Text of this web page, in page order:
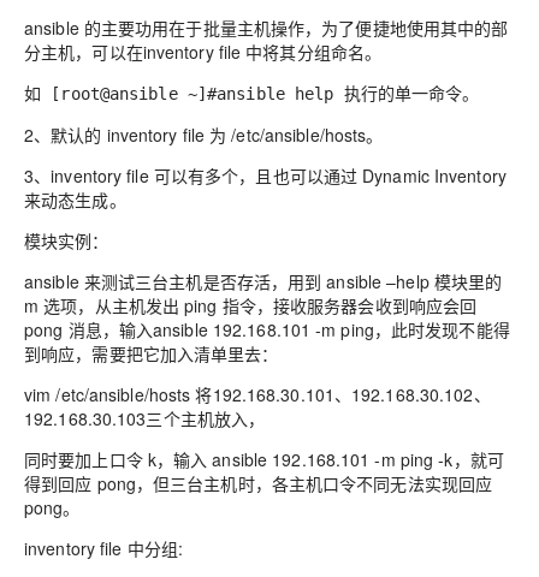
ansible 的主要功用在于批量主机操作，为了便捷地使用其中的部
分主机，可以在inventory file 中将其分组命名。
如
[ root@ansible ~]#ansible help 执行的单一命令。
2、默认的 inventory file 为 /etc/ansible/hosts。
3、inventory file 可以有多个，且也可以通过 Dynamic Inventory
来动态生成。
模块实例：
ansible 来测试三台主机是否存活，用到 ansible –help 模块里的
m 选项，从主机发出 ping 指令，接收服务器会收到响应会回
pong 消息，输入ansible 192.168.101 -m ping，此时发现不能得
到响应，需要把它加入清单里去：
vim /etc/ansible/hosts将192.168.30.101、192.168.30.102、
192.168.30.103三个主机放入，
同时要加上口令 k，输入 ansible 192.168.101 -m ping -k，就可
得到回应 pong，但三台主机时，各主机口令不同无法实现回应
pong。
inventory file 中分组: